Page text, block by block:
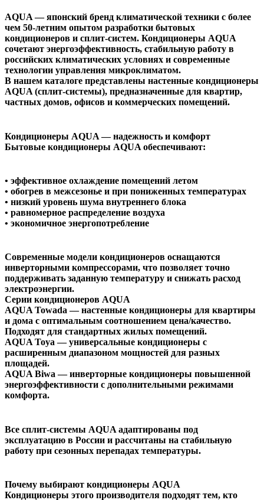
AQUA — японский бренд климатической техники с более
чем 50-летним опытом разработки бытовых
кондиционеров и сплит-систем. Кондиционеры AQUA
сочетают энергоэффективность, стабильную работу в
российских климатических условиях и современные
технологии управления микроклиматом.
В нашем каталоге представлены настенные кондиционеры
AQUA (сплит-системы), предназначенные для квартир,
частных домов, офисов и коммерческих помещений.
Кондиционеры AQUA — надежность и комфорт
Бытовые кондиционеры AQUA обеспечивают:
• эффективное охлаждение помещений летом
• обогрев в межсезонье и при пониженных температурах
• низкий уровень шума внутреннего блока
• равномерное распределение воздуха
• экономичное энергопотребление
Современные модели кондиционеров оснащаются
инверторными компрессорами, что позволяет точно
поддерживать заданную температуру и снижать расход
электроэнергии.
Серии кондиционеров AQUA
AQUA Towada — настенные кондиционеры для квартиры
и дома с оптимальным соотношением цена/качество.
Подходят для стандартных жилых помещений.
AQUA Toya — универсальные кондиционеры с
расширенным диапазоном мощностей для разных
площадей.
AQUA Biwa — инверторные кондиционеры повышенной
энергоэффективности с дополнительными режимами
комфорта.
Все сплит-системы AQUA адаптированы под
эксплуатацию в России и рассчитаны на стабильную
работу при сезонных перепадах температуры.
Почему выбирают кондиционеры AQUA
Кондиционеры этого производителя подходят тем, кто